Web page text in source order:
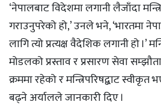
‘नेपालबाट विदेशमा लगानी लैजाँदा
गराउनुपरेको हो,’ उनले भने, ‘भारतमा
लागि त्यो प्रत्यक्ष वैदेशिक लगानी हो ।’
मोडलको प्रस्ताव र प्रसारण सेवा
क्रममा रहेको र मन्त्रिपरिषद्बाट स्वीकृत
बढ्ने अर्यालले जानकारी दिए ।